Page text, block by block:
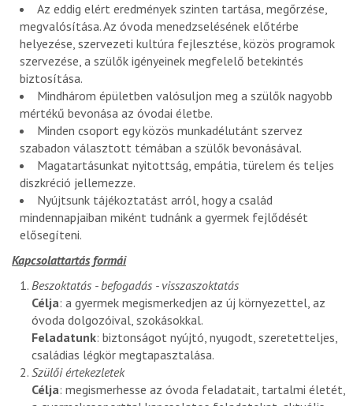
Az eddig elért eredmények szinten tartása, megőrzése,
megvalósítása. Az óvoda menedzselésének előtérbe
helyezése, szervezeti kultúra fejlesztése, közös programok
szervezése, a szülők igényeinek megfelelő betekintés
biztosítása.
Mindhárom épületben valósuljon meg a szülők nagyobb
mértékű bevonása az óvodai életbe.
Minden csoport egy közös munkadélutánt szervez
szabadon választott témában a szülők bevonásával.
Magatartásunkat nyitottság, empátia, türelem és teljes
diszkréció jellemezze.
Nyújtsunk tájékoztatást arról, hogy a család
mindennapjaiban miként tudnánk a gyermek fejlődését
elősegíteni.
Kapcsolattartás formái
Beszoktatás - befogadás - visszaszoktatás
Célja: a gyermek megismerkedjen az új környezettel, az
óvoda dolgozóival, szokásokkal.
Feladatunk: biztonságot nyújtó, nyugodt, szeretetteljes,
családias légkör megtapasztalása.
Szülői értekezletek
Célja: megismerhesse az óvoda feladatait, tartalmi életét,